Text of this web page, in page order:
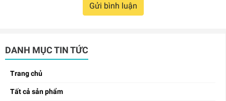
DANH MỤC TIN TỨC
Trang chủ
Tất cả sản phẩm
Gửi bình luận